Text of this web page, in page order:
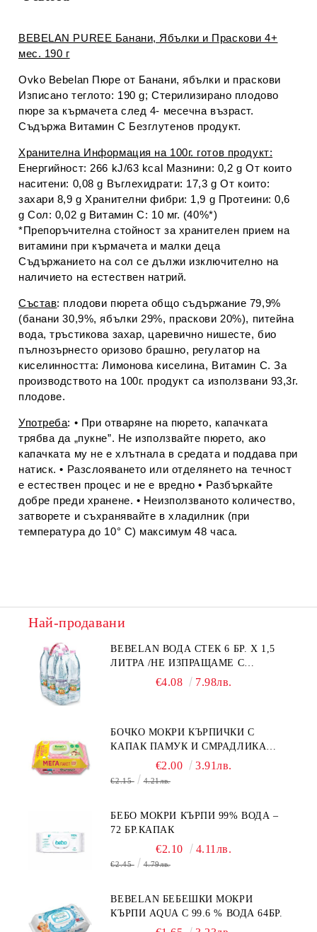
BEBELAN PUREE Банани, Ябълки и Праскови 4+
мес. 190 г
Ovko Bebelan Пюре от Банани, ябълки и праскови
Изписано теглото: 190 g; Стерилизирано плодово
пюре за кърмачета след 4- месечна възраст.
Съдържа Витамин С Безглутенов продукт.
Хранителна Информация на 100г. готов продукт:
Енергийност: 266 kJ/63 kcal Мазнини: 0,2 g От които
наситени: 0,08 g Въглехидрати: 17,3 g От които:
захари 8,9 g Хранителни фибри: 1,9 g Протеини: 0,6
g Сол: 0,02 g Витамин С: 10 мг. (40%*)
*Препоръчителна стойност за хранителен прием на
витамини при кърмачета и малки деца
Съдържанието на сол се дължи изключително на
наличието на естествен натрий.
Състав: плодови пюрета общо съдържание 79,9%
(банани 30,9%, ябълки 29%, праскови 20%), питейна
вода, тръстикова захар, царевично нишесте, био
пълнозърнесто оризово брашно, регулатор на
киселинността: Лимонова киселина, Витамин С. За
производството на 100г. продукт са използвани 93,3г.
плодове.
Употреба: • При отваряне на пюрето, капачката
трябва да „пукне”. Не използвайте пюрето, ако
капачката му не е хлътнала в средата и поддава при
натиск. • Разслояването или отделянето на течност
е естествен процес и не е вредно • Разбъркайте
добре преди хранене. • Неизползваното количество,
затворете и съхранявайте в хладилник (при
температура до 10° С) максимум 48 часа.
Най-продавани
BEBELAN ВОДА СТЕК 6 БР. Х 1,5
ЛИТРА /НЕ ИЗПРАЩАМЕ С
€4.08 7.98лв.
БОЧКО МОКРИ КЪРПИЧКИ С
КАПАК ПАМУК И СМРАДЛИКА
€2.00 3.91лв.
€2.15 4.21лв.
БЕБО МОКРИ КЪРПИ 99% ВОДА –
72 БР.КАПАК
€2.10 4.11лв.
€2.45 4.79лв.
BEBELAN БЕБЕШКИ МОКРИ
КЪРПИ AQUA С 99.6 % ВОДА 64БР.